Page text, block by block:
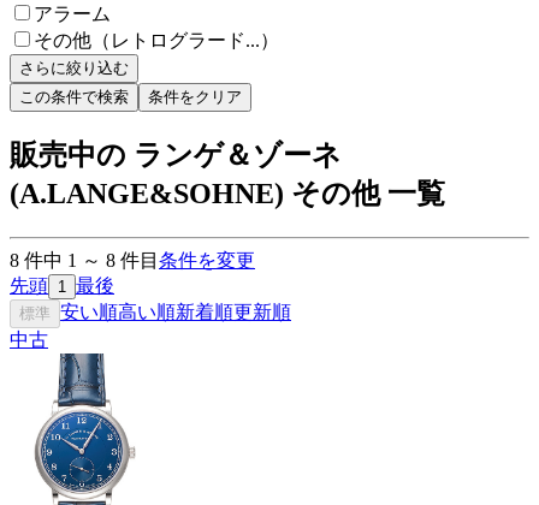
アラーム
その他（レトログラード...）
さらに絞り込む
この条件で検索
条件をクリア
販売中の ランゲ＆ゾーネ
(A.LANGE&SOHNE) その他 一覧
8 件中 1 ～ 8 件目 条件を変更
先頭 1 最後
標準 安い順高い順新着順更新順
中古